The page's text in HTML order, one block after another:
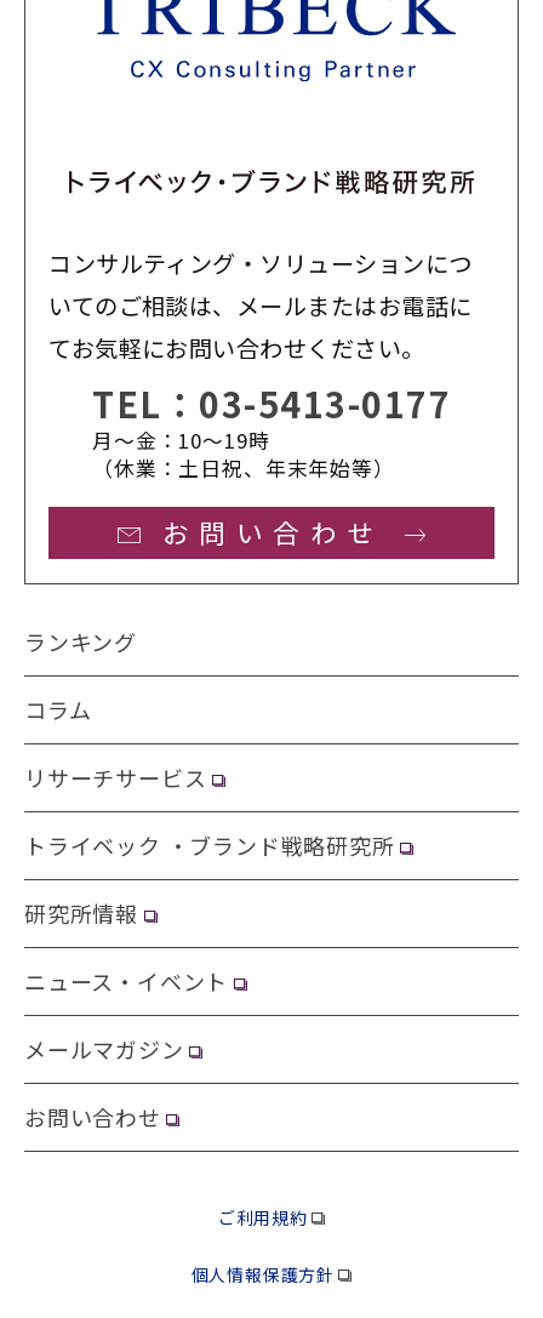
コンサルティング・ソリューションにつ
いてのご相談は、メールまたはお電話に
てお気軽にお問い合わせください。
TEL： 03-5413-0177
月〜金：10〜19時
（休業：土日祝、年末年始等）
お問い合わせ
ランキング
コラム
リサーチサービス
トライベック ・ブランド戦略研究所
研究所情報
ニュース・イベント
メールマガジン
お問い合わせ
ご利用規約
個人情報保護方針